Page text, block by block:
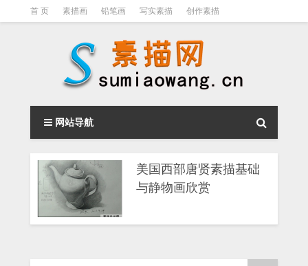
首 页 素描画 铅笔画 写实素描 创作素描
素描视频教程
网站导航
美国西部唐贤素描基础
与静物画欣赏